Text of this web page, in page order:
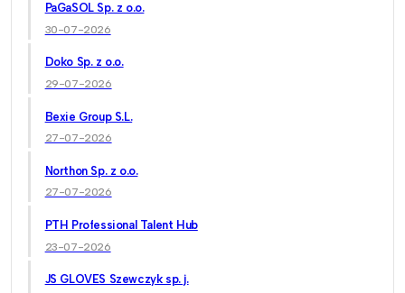
PaGaSOL Sp. z o.o.
30-07-2026
Doko Sp. z o.o.
29-07-2026
Bexie Group S.L.
27-07-2026
Northon Sp. z o.o.
27-07-2026
PTH Professional Talent Hub
23-07-2026
JS GLOVES Szewczyk sp. j.